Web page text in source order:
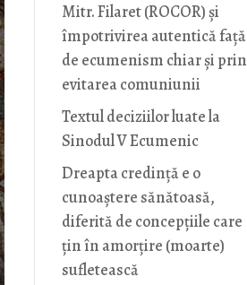
Mitr. Filaret (ROCOR) și
împotrivirea autentică față
de ecumenism chiar și prin
evitarea comuniunii
Textul deciziilor luate la
Sinodul V Ecumenic
Dreapta credință e o
cunoaștere sănătoasă,
diferită de concepțiile care
țin în amorțire (moarte)
sufletească